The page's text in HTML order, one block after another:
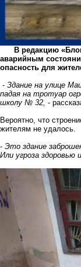
В редакцию
аварийным
опасность для
- Здание на улице
падая на тротуар
школу № 32, -
Вероятно, что
жителям не удалось.
- Это здание
Или угроза здоровью